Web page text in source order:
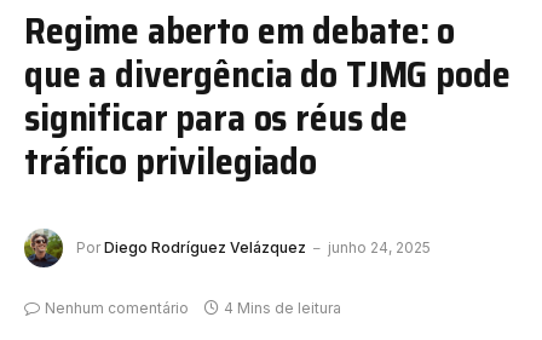
Regime aberto em debate: o
que a divergência do TJMG pode
significar para os réus de
tráfico privilegiado
Por Diego Rodríguez Velázquez junho 24, 2025
Nenhum comentário 4 Mins de leitura